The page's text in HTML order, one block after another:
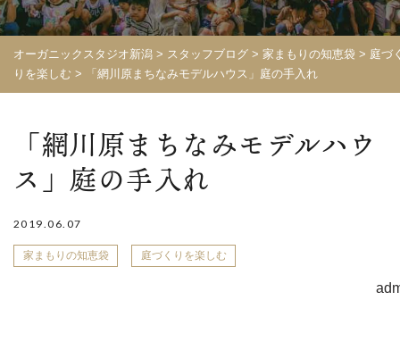
オーガニックスタジオ新潟 > スタッフブログ > 家まもりの知恵袋 > 庭づ
りを楽しむ > 「網川原まちなみモデルハウス」庭の手入れ
「網川原まちなみモデルハウ
ス」庭の手入れ
2019.06.07
家まもりの知恵袋 庭づくりを楽しむ